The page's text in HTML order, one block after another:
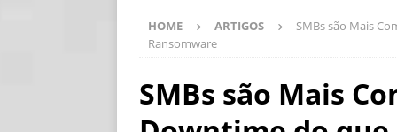
[ 30/07/2026 ]
ARTIGOS
[ 30/07/2026 ]
HOME ARTIGOS
SMBs são Mais
Ransomware
SMBs são Mais